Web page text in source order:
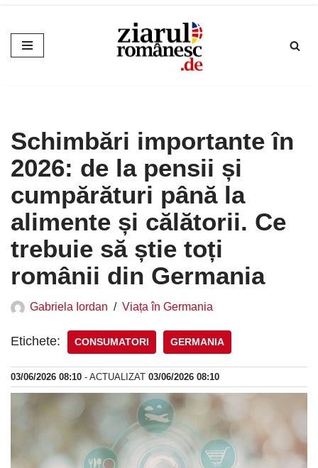
Sari
la
Schimbări importante în
2026: de la pensii și
cumpărături până la
alimente și călătorii. Ce
trebuie să știe toți
românii din Germania
Gabriela Iordan Viața în Germania
Etichete: CONSUMATORI GERMANIA
03/06/2026 08:10 - ACTUALIZAT 03/06/2026 08:10